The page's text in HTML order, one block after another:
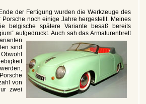
der Fertigung wurden die Werkzeuge des
noch einige Jahre hergestellt. Meines
belgische spätere Variante besaß bereits
aufgedruckt. Auch sah das Armaturenbrett
sind
von
zwei